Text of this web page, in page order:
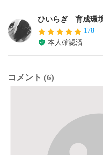
ひいらぎ 育成環
178
本人確認済
コメント (6)